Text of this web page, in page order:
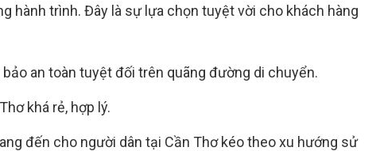
hành trình. Đây là sự lựa chọn tuyệt vời cho khách hàng
an toàn tuyệt đối trên quãng đường di chuyển.
khá rẻ, hợp lý.
đến cho người dân tại Cần Thơ kéo theo xu hướng sử